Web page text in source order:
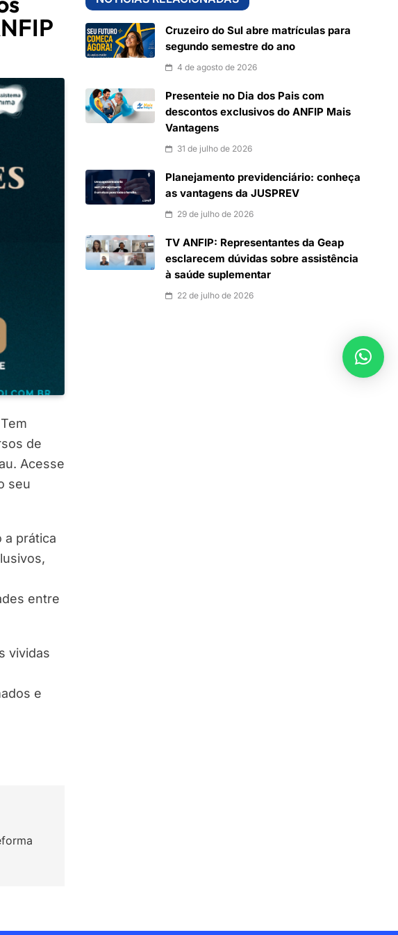
de
Acesse
seu
a prática
entre
vividas
e
Cruzeiro do Sul abre matrículas para
segundo semestre do ano
4 de agosto de 2026
Presenteie no Dia dos Pais com
descontos exclusivos do ANFIP Mais
Vantagens
31 de julho de 2026
Planejamento previdenciário: conheça
as vantagens da JUSPREV
29 de julho de 2026
TV ANFIP: Representantes da Geap
esclarecem dúvidas sobre assistência
à saúde suplementar
22 de julho de 2026